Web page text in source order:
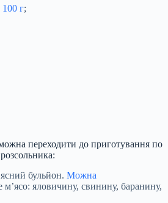
100 г;
переходити до приготування по
бульйон. Можна
м’ясо: яловичину, свинину, баранину,